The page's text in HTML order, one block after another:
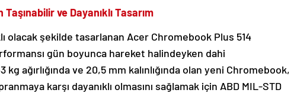
ve Dayanıklı Tasarım
olacak şekilde tasarlanan Acer Chromebook Plus 514
gün boyunca hareket halindeyken dahi
ağırlığında ve 20,5 mm kalınlığında olan yeni Chromebook,
karşı dayanıklı olmasını sağlamak için ABD MIL-STD